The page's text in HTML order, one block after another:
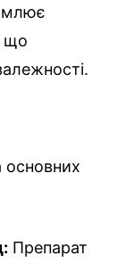
що
основних
Препарат